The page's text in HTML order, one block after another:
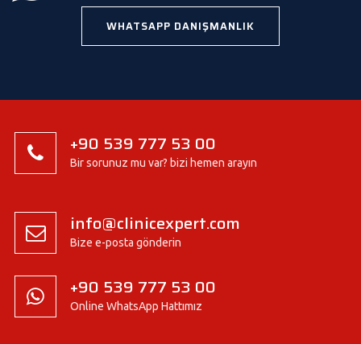
WHATSAPP DANIŞMANLIK
+90 539 777 53 00
Bir sorunuz mu var? bizi hemen arayın
info@clinicexpert.com
Bize e-posta gönderin
+90 539 777 53 00
Online WhatsApp Hattımız